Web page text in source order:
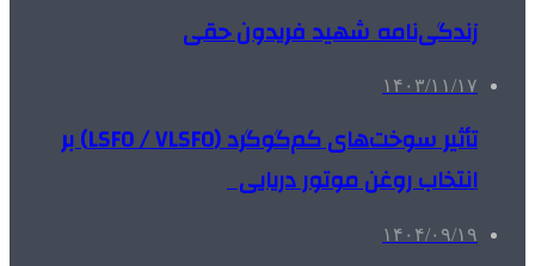
زندگی‌نامه شهید فریدون حقی
۱۴۰۳/۱۱/۱۷
تأثیر سوخت‌های کم‌گوگرد (LSFO / VLSFO) بر
انتخاب روغن موتور دریایی
۱۴۰۴/۰۹/۱۹